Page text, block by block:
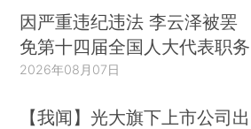
因严重违纪违法 李云泽被罢
免第十四届全国人大代表职务
2026年08月07日
【我闻】光大旗下上市公司出